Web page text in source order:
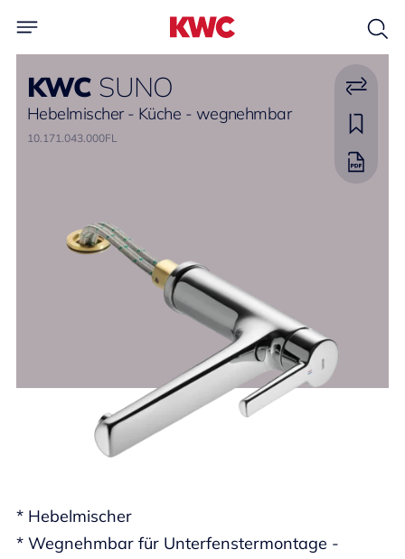
KWC SUNO
Hebelmischer - Küche - wegnehmbar
10.171.043.000FL
* Hebelmischer
* Wegnehmbar für Unterfenstermontage -